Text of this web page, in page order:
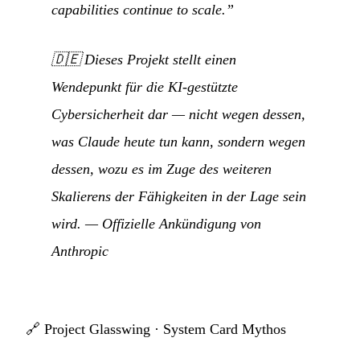
capabilities continue to scale.”
🇩🇪Dieses Projekt stellt einen
Wendepunkt für die KI-gestützte
Cybersicherheit dar — nicht wegen dessen,
was Claude heute tun kann, sondern wegen
dessen, wozu es im Zuge des weiteren
Skalierens der Fähigkeiten in der Lage sein
wird. — Offizielle Ankündigung von
Anthropic
🔗 Project Glasswing · System Card Mythos